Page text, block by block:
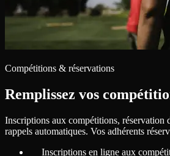
Compétitions & réservations
Remplissez vos
Inscriptions aux compétitions, réservation
rappels automatiques. Vos adhérents
Inscriptions en ligne aux